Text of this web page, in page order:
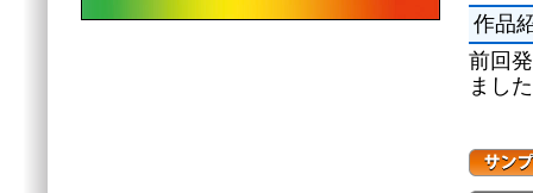
作品
前回
まし